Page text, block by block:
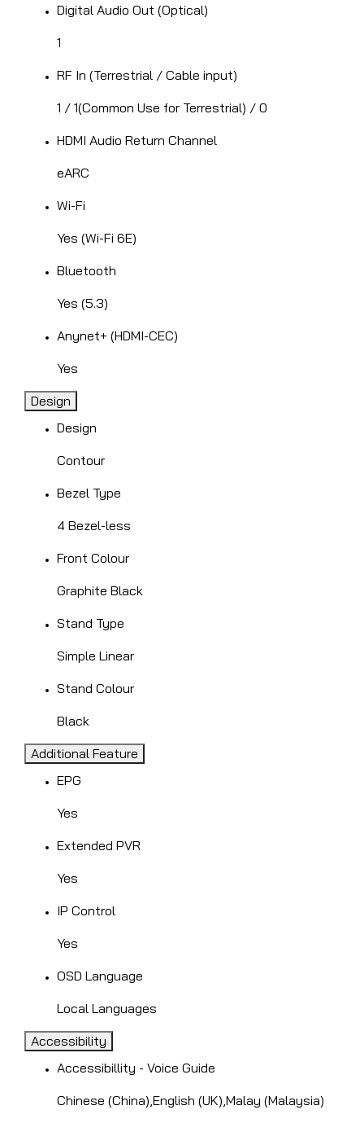
Digital Audio Out (Optical)
1
RF In (Terrestrial / Cable input)
1 / 1(Common Use for Terrestrial) / 0
HDMI Audio Return Channel
eARC
Wi-Fi
Yes (Wi-Fi 6E)
Bluetooth
Yes (5.3)
Anynet+ (HDMI-CEC)
Yes
Design
Design
Contour
Bezel Type
4 Bezel-less
Front Colour
Graphite Black
Stand Type
Simple Linear
Stand Colour
Black
Additional Feature
EPG
Yes
Extended PVR
Yes
IP Control
Yes
OSD Language
Local Languages
Accessibility
Accessibillity - Voice Guide
Chinese (China),English (UK),Malay (Malaysia)